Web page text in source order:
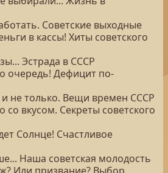
Советские выходные
в кассы! Хиты советского
Эстрада в СССР
очередь! Дефицит по-
и не только. Вещи времен СССР
со вкусом. Секреты советского
Солнце! Счастливое
Наша советская молодость